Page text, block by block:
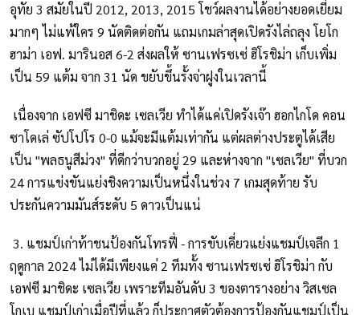
อุทัย 3 สมัยในปี 2012, 2013, 2015 โชว์ผลงานได้อย่างยอดเยี่ยม
มากๆ ไม่แพ้ใคร 9 นัดติดต่อกัน แถมเกมล่าสุดเปิดรังไล่ถลุง โยโก
ฮาม่า เอฟ. มารินอส 6-2 ส่งผลให้ ซานเฟรซเซ่ ฮิโรชิม่า เก็บเพิ่ม
เป็น 59 แต้ม จาก 31 นัด ขยับขึ้นรั้งจ่าฝูงในเวลานี้
เนื่องจาก เอฟซี มาชิดะ เซลเวีย ทำได้แค่เปิดรังเจ๊า ฮอกไกโด คอน
ซาโดเล่ ซัปโปโร 0-0 แม้จะมีแต้มเท่ากัน แต่ผลต่างประตูได้เสีย
เป็น "พลธนูสีม่วง" ที่ดีกว่าบวกอยู่ 29 และห่างจาก "เซลเวีย" ที่บวก
24 การแข่งขันแย่งชิงความเป็นหนึ่งในช่วง 7 เกมสุดท้าย รับ
ประกันความมันส์ระดับ 5 ดาวเป็นแน่
3. แชมป์เก่าท้าชนป้องกันโทรฟี่ - การขับเคี่ยวแย่งแชมป์เจลีก 1
ฤดูกาล 2024 ไม่ได้มีเพียงแค่ 2 ทีมทั้ง ซานเฟรซเซ่ ฮิโรชิม่า กับ
เอฟซี มาชิดะ เซลเวีย เพราะทีมอันดับ 3 ของตารางอย่าง วิสเซล
โกเบ แชมป์เก่าเมื่อปีที่แล้ว ก็ประกาศตัวต้องการป้องกันแชมป์เป็น